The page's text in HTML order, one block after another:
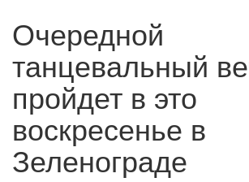
Очередной
танцевальный
пройдет в это
воскресенье в
Зеленограде